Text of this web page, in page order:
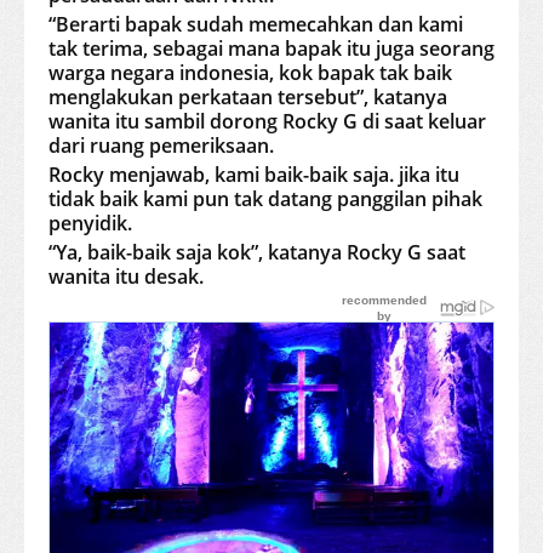
“Berarti bapak sudah memecahkan dan kami
tak terima, sebagai mana bapak itu juga seorang
warga negara indonesia, kok bapak tak baik
menglakukan perkataan tersebut”, katanya
wanita itu sambil dorong Rocky G di saat keluar
dari ruang pemeriksaan.
Rocky menjawab, kami baik-baik saja. jika itu
tidak baik kami pun tak datang panggilan pihak
penyidik.
“Ya, baik-baik saja kok”, katanya Rocky G saat
wanita itu desak.